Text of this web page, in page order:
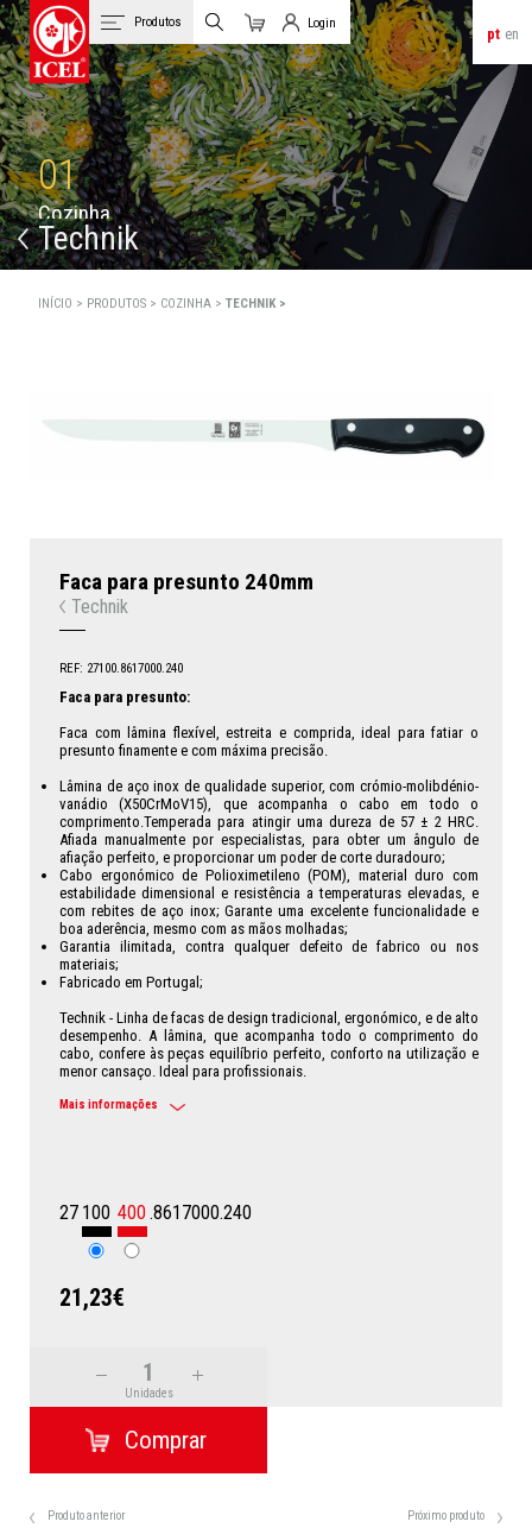
pt en
Produtos
Carrinho
Login
Login de Clientes
01
Cozinha
Technik
INÍCIO > PRODUTOS > COZINHA >TECHNIK >
Faca para presunto 240mm
Technik
REF: 27100.8617000.240
Faca para presunto:
Faca com lâmina flexível, estreita e comprida, ideal para fatiar o
presunto finamente e com máxima precisão.
Lâmina de aço inox de qualidade superior, com crómio-molibdénio-
vanádio (X50CrMoV15), que acompanha o cabo em todo o
comprimento.Temperada para atingir uma dureza de 57 ± 2 HRC.
Afiada manualmente por especialistas, para obter um ângulo de
afiação perfeito, e proporcionar um poder de corte duradouro;
Cabo ergonómico de Polioximetileno (POM), material duro com
estabilidade dimensional e resistência a temperaturas elevadas, e
com rebites de aço inox; Garante uma excelente funcionalidade e
boa aderência, mesmo com as mãos molhadas;
Garantia ilimitada, contra qualquer defeito de fabrico ou nos
materiais;
Fabricado em Portugal;
Technik - Linha de facas de design tradicional, ergonómico, e de alto
desempenho. A lâmina, que acompanha todo o comprimento do
cabo, confere às peças equilíbrio perfeito, conforto na utilização e
menor cansaço. Ideal para profissionais.
Mais informações
27 100 400 .8617000.240
21,23€
Unidades
Produto anterior Próximo produto